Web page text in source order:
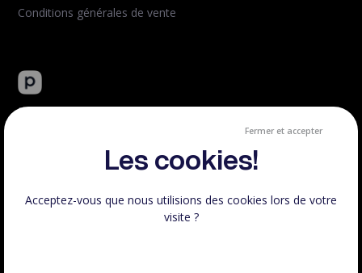
Fermer et accepter
Les cookies!
Acceptez-vous que nous utilisions des cookies lors de votre
visite ?
Conditions générales de vente
Peachie : plateforme tout-en-un de vente de formation en
Créé et hébergé en France.